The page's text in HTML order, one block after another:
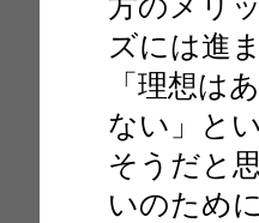
方のメリ
ズには進
「理想は
ない」と
そうだと
いのため